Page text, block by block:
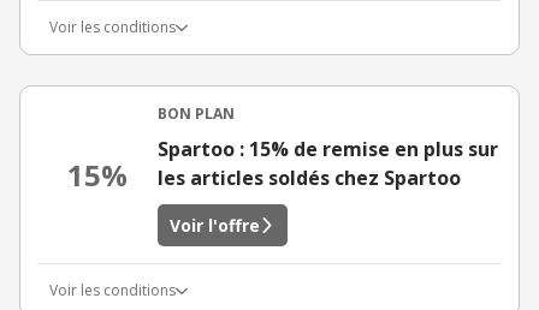
Voir les conditions
15%
BON PLAN
Spartoo : 15% de remise en plus sur
les articles soldés chez Spartoo
Voir l'offre
Voir les conditions